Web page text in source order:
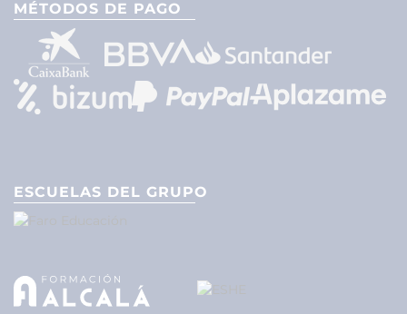
MÉTODOS DE PAGO
ESCUELAS DEL GRUPO